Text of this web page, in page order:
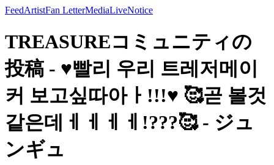
FeedArtistFan LetterMediaLiveNotice
TREASUREコミュニティの
投稿 - ♥️빨리 우리 트레저메이
커 보고싶따아ㅏ!!!♥️ 🥰곧 볼것
같은데ㅔㅔㅔㅔ!???🥰 - ジュ
ンギュ